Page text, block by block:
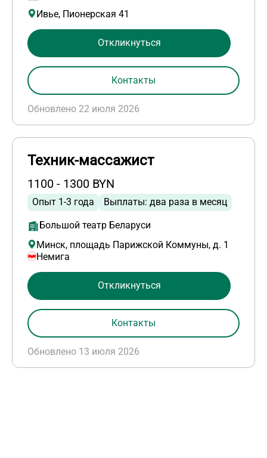
Ивье, Пионерская 41
Обновлено 22 июля 2026
Откликнуться
Контакты
Техник-массажист
1100 - 1300 BYN
Опыт 1-3 года Выплаты: два раза в месяц
Большой театр Беларуси
Минск, площадь Парижской Коммуны, д. 1
Немига
Обновлено 13 июля 2026
Откликнуться
Контакты